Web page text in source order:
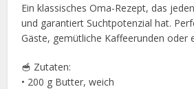
Ein klassisches Oma-Rezept, das
und garantiert Suchtpotenzial hat.
Gäste, gemütliche Kaffeerunden oder
🥣 Zutaten:
• 200 g Butter, weich